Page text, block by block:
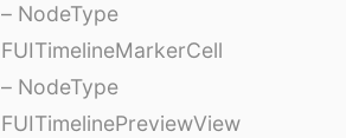
– NodeType
FUITimelineMarkerCell
– NodeType
FUITimelinePreviewView